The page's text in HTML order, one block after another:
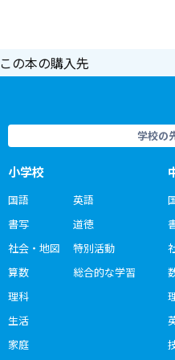
この本の購入先
学校の
小学校
国語
書写
社会・地図
算数
理科
生活
家庭
英語
道徳
特別活動
総合的な学習